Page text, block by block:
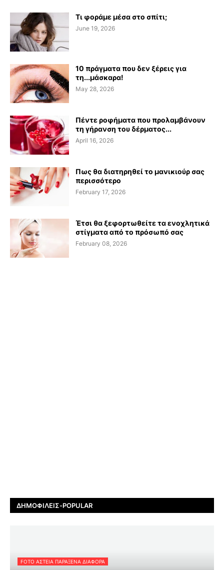
Τι φοράμε μέσα στο σπίτι;
June 19, 2026
10 πράγματα που δεν ξέρεις για
τη...μάσκαρα!
May 28, 2026
Πέντε ροφήματα που προλαμβάνουν
τη γήρανση του δέρματος...
April 16, 2026
Πως θα διατηρηθεί το μανικιούρ σας
περισσότερο
February 17, 2026
Έτσι θα ξεφορτωθείτε τα ενοχλητικά
στίγματα από το πρόσωπό σας
February 08, 2026
ΔΗΜΟΦΙΛΕΊΣ-POPULAR
FOTO ΑΣΤΕΙΑ ΠΑΡΑΞΕΝΑ ΔΙΑΦΟΡΑ